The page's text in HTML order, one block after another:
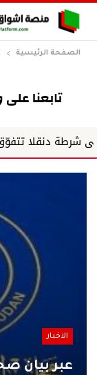
الصفحة الرئيسية
تتفوّق على
الاخبار
عبر بيان